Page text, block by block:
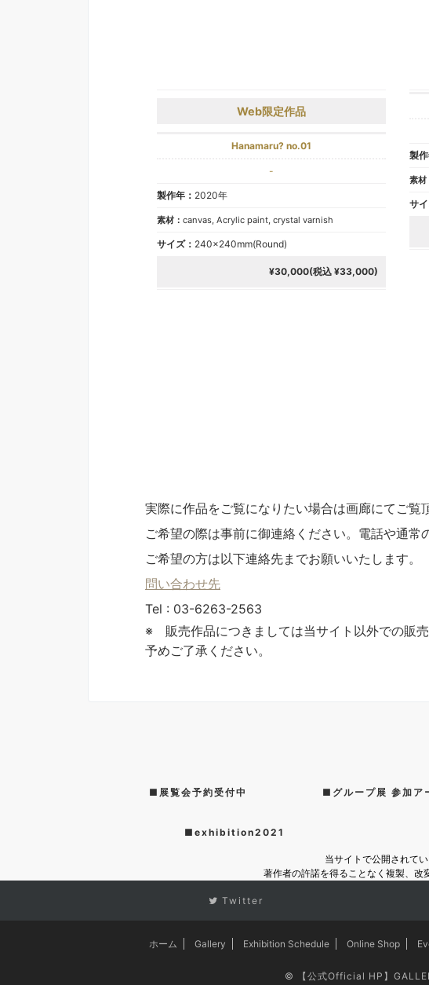
Web限定作品
Hanamaru? no.01
-
製作年： 2020年
素材： canvas, Acrylic paint, crystal varnish
サイズ： 240×240mm(Round)
¥30,000(税込 ¥33,000)
製作
素材
サイ
実際に作品をご覧になりたい場合は画廊にてご覧
ご希望の際は事前に御連絡ください。電話や通常
ご希望の方は以下連絡先までお願いいたします。
問い合わせ先
Tel : 03-6263-2563
※ 販売作品につきましては当サイト以外での販
予めご了承ください。
■展覧会予約受付中 ■グループ展 参加ア
■exhibition2021
当サイトで公開されて
著作者の許諾を得ることなく複製、改
Twitter
ホーム Gallery Exhibition Schedule Online Shop
© 【公式Official HP】